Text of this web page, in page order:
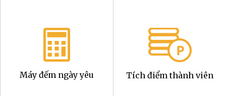
Máy đếm ngày yêu Tích điểm thành viên